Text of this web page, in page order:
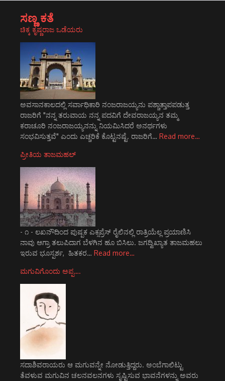
ಸಣ್ಣ ಕತೆ
ಚಿಕ್ಕ ಕೃಷ್ಣರಾಜ ಒಡೆಯರು
ಅವಸಾನಕಾಲದಲ್ಲಿ ಸರ್ವಾಧಿಕಾರಿ ನಂಜರಾಜಯ್ಯನು ಪಶ್ಚಾತ್ತಾಪಪಡುತ್ತ
ರಾಜರಿಗೆ "ನನ್ನ ತರುವಾಯ ನನ್ನ ಪದವಿಗೆ ದೇವರಾಜಯ್ಯನ ತಮ್ಮ
ಕರಾಚೂರಿ ನಂಜರಾಜಯ್ಯನನ್ನು ನಿಯಮಿಸಿದರೆ ಅನರ್ಥಗಳು
ಸಂಭವಿಸುತ್ತವೆ" ಎಂದು ಎಚ್ಚರಿಕೆ ಕೊಟ್ಟನಷ್ಟೆ. ರಾಜರಿಗೆ… Read more…
ಪ್ರೀತಿಯ ತಾಜಮಹಲ್
- ೧ - ಲಖನೌದಿಂದ ಪುಷ್ಪಕ ಎಕ್ಸಪ್ರೆಸ್ ರೈಲಿನಲ್ಲಿ ರಾತ್ರಿಯೆಲ್ಲ ಪ್ರಯಾಣಿಸಿ
ನಾವು ಆಗ್ರಾ ತಲುಪಿದಾಗ ಬೆಳಗಿನ ಹೂ ಬಿಸಿಲು. ಜಗದ್ವಿಖ್ಯಾತ ತಾಜಮಹಲು
ಇರುವ ಭೂಸ್ಪರ್ಶ, ಹಿತಕರ… Read more…
ಮಗುವಿಗೊಂದು ಅಪ್ಪ….
ಸದಾಶಿವರಾಯರು ಆ ಮಗುವನ್ನೇ ನೋಡುತ್ತಿದ್ದರು. ಅಂಬೆಗಾಲಿಟ್ಟು
ತೆವಳುವ ಮಗುವಿನ ಚಲನವಲನಗಳು ಸೃಷ್ಟಿಸುವ ಭಾವನೆಗಳನ್ನು ಅವರು